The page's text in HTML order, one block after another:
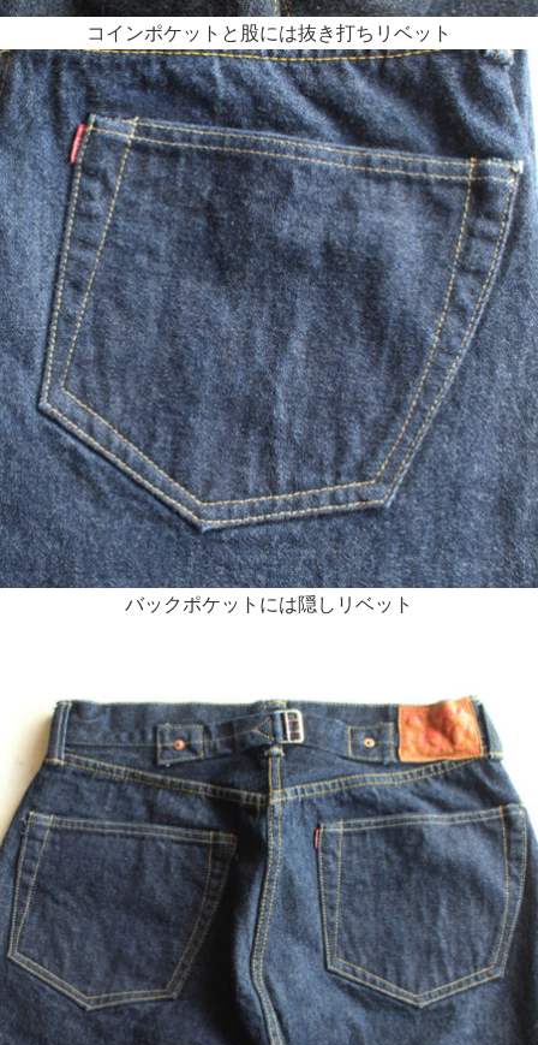
コインポケットと股には抜き打ちリベット
バックポケットには隠しリベット